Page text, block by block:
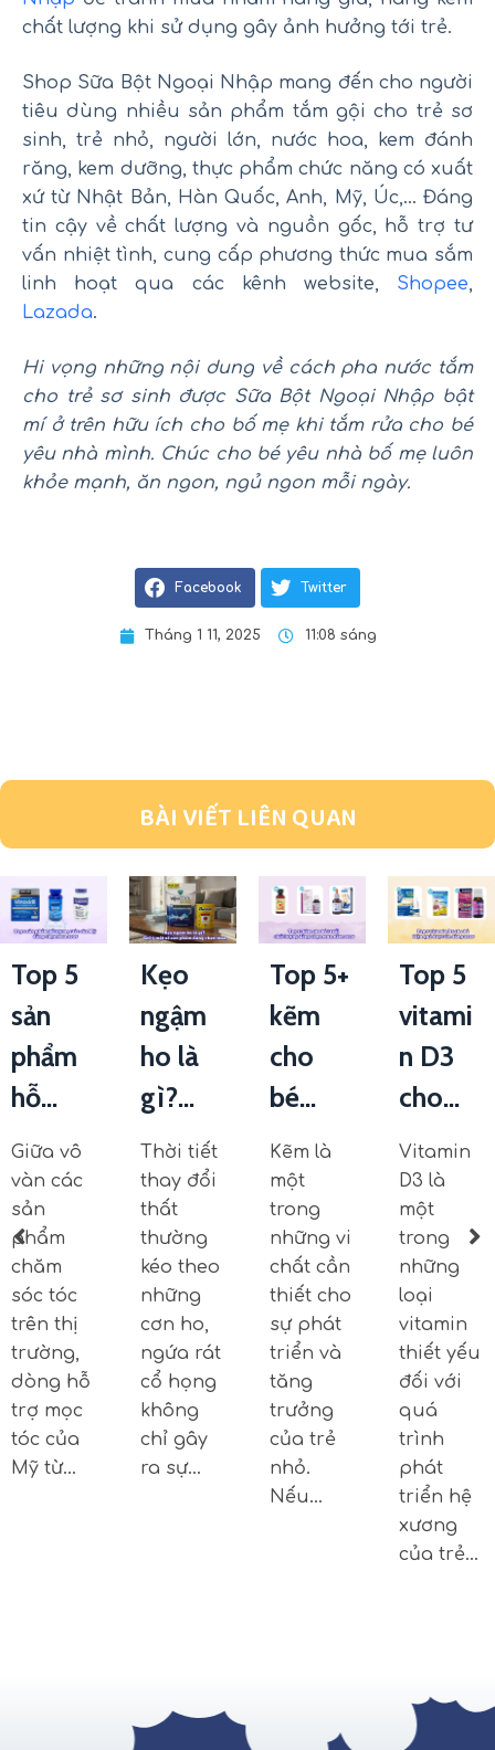
chất lượng khi sử dụng gây ảnh hưởng tới trẻ.
Shop Sữa Bột Ngoại Nhập mang đến cho người
tiêu dùng nhiều sản phẩm tắm gội cho trẻ sơ
sinh, trẻ nhỏ, người lớn, nước hoa, kem đánh
răng, kem dưỡng, thực phẩm chức năng có xuất
xứ từ Nhật Bản, Hàn Quốc, Anh, Mỹ, Úc,… Đáng
tin cậy về chất lượng và nguồn gốc, hỗ trợ tư
vấn nhiệt tình, cung cấp phương thức mua sắm
linh hoạt qua các kênh website, Shopee,
Lazada.
Hi vọng những nội dung về cách pha nước tắm
cho trẻ sơ sinh được Sữa Bột Ngoại Nhập bật
mí ở trên hữu ích cho bố mẹ khi tắm rửa cho bé
yêu nhà mình. Chúc cho bé yêu nhà bố mẹ luôn
khỏe mạnh, ăn ngon, ngủ ngon mỗi ngày.
Facebook Twitter
Tháng 1 11, 2025 11:08 sáng
BÀI VIẾT LIÊN QUAN
Top 5
sản
phẩm
hỗ...
Giữa vô
vàn các
sản
phẩm
chăm
sóc tóc
trên thị
trường,
dòng hỗ
trợ mọc
tóc của
Mỹ từ…
Kẹo
ngậm
ho là
gì?...
Thời tiết
thay đổi
thất
thường
kéo theo
những
cơn ho,
ngứa rát
cổ họng
không
chỉ gây
ra sự…
Top 5+
kẽm
cho
bé...
Kẽm là
một
trong
những vi
chất cần
thiết cho
sự phát
triển và
tăng
trưởng
của trẻ
nhỏ.
Nếu…
Top 5
vitami
n D3
cho...
Vitamin
D3 là
một
trong
những
loại
vitamin
thiết yếu
đối với
quá
trình
phát
triển hệ
xương
của trẻ…